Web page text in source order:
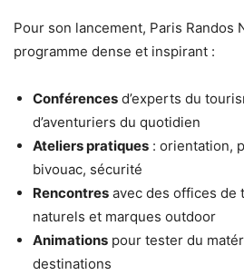
Pour son lancement, Paris Randos
programme dense et inspirant :
Conférences d’experts du
d’aventuriers du quotidien
Ateliers pratiques : orientation,
bivouac, sécurité
Rencontres avec des offices de
naturels et marques outdoor
Animations pour tester du
destinations